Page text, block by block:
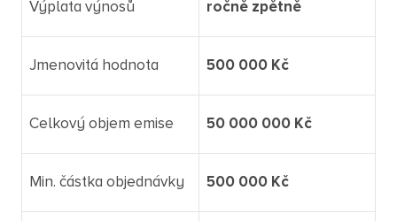
Výplata výnosů ročně zpětně
Jmenovitá hodnota 500 000 Kč
Celkový objem emise 50 000 000 Kč
Min. částka objednávky 500 000 Kč